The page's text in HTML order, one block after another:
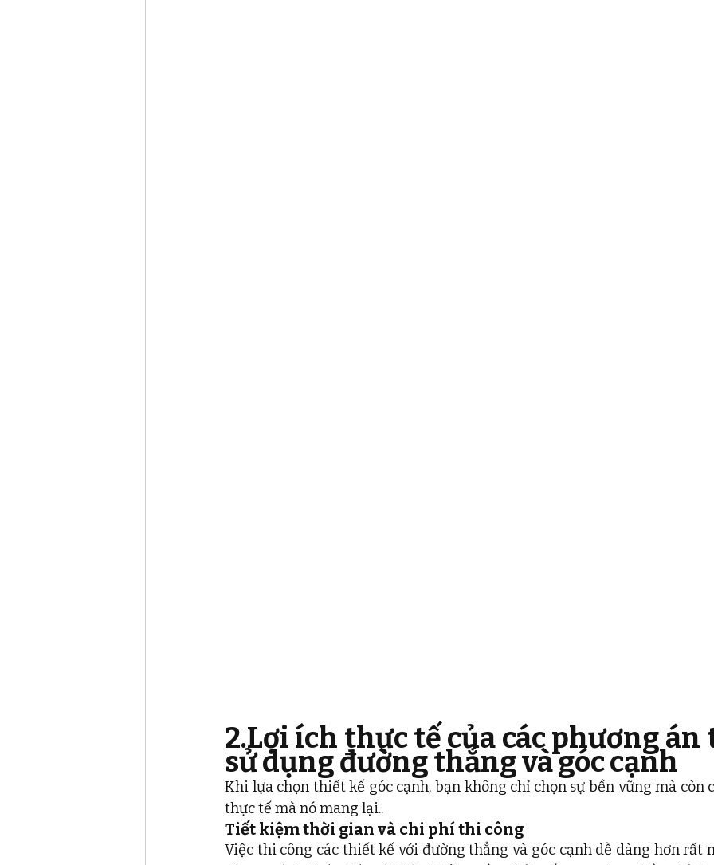
2.Lợi ích thực tế của các phương
sử dụng đường thẳng và góc cạnh
Khi lựa chọn thiết kế góc cạnh, bạn không chỉ chọn sự bền vững mà còn
thực tế mà nó mang lại..
Tiết kiệm thời gian và chi phí thi công
Việc thi công các thiết kế với đường thẳng và góc cạnh dễ dàng hơn rất